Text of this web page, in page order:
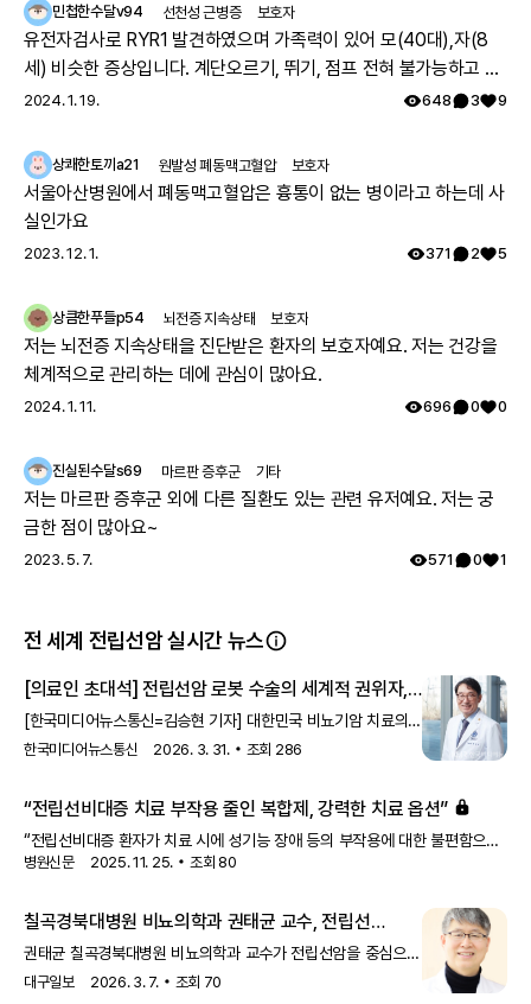
민첩한수달v94 선천성 근병증 보호자
유전자검사로 RYR1 발견하였으며 가족력이 있어 모(40대),자(8
세) 비슷한 증상입니다. 계단오르기, 뛰기, 점프 전혀 불가능하고 전
체적으로 몸의 힘이 부족하지만 위의 불가능한점을 빼고는 힘들지
를 보았으나 그당시에는 아킬레스건이 짧아서 그런거라고 운동 열
심히 하라는 답을 듣고 쭉 지내다가 출산후 첫째아이도 같은 증상으
로 서울대병원 방문하여 근육병의심으로 여러 검사를 하였으나 정
은 케이스가 있나 알아보기로 하고 주기적으로 외래만 다녔습니다.
자 모두 최종진단 받았어요. 이 글 작성후 한달뒤, 오늘 서울대 외래
에 가서 말씀드리니 아니라고, 잘못된 검사결과라고 찾고 있는중이
니 기다려보자고 하십니다 ㅠㅠ
2024. 1. 19. 648 3 9
상쾌한토끼a21 원발성 폐동맥고혈압 보호자
서울아산병원에서 폐동맥고혈압은 흉통이 없는 병이라고 하는데 사
실인가요
2023. 12. 1. 371 2 5
상큼한푸들p54 뇌전증 지속상태 보호자
저는 뇌전증 지속상태을 진단받은 환자의 보호자예요. 저는 건강을
체계적으로 관리하는 데에 관심이 많아요.
2024. 1. 11. 696 0 0
진실된수달s69 마르판 증후군 기타
저는 마르판 증후군 외에 다른 질환도 있는 관련 유저예요. 저는 궁
금한 점이 많아요~
2023. 5. 7. 571 0 1
전 세계 전립선암 실시간 뉴스
[의료인 초대석] 전립선암 로봇 수술의 세계적 권위자,
최영득 교수가 걸어온 ‘숫자와 신뢰’의 45년 외길 -
한국미디어뉴스통신
[한국미디어뉴스통신=김승현 기자] 대한민국 비뇨기암 치료의
역사에서 최영득 교수(연세암병원 비뇨기암센터)라는 이름은
한국미디어뉴스통신 2026. 3. 31. 조회 286
“전립선비대증 치료 부작용 줄인 복합제, 강력한 치료 옵션”
“전립선비대증 환자가 치료 시에 성기능 장애 등의 부작용에 대한 불편함으로
치료제 복용을 중단하는 경우가 많습니다. 하지만 이번에 관련 부작용 걱정을
강력한 새 옵션이 만들어질 것으로 기대됩니다.”김청수 이화의료원
이대비뇨기병원 비뇨의학과 교수(전립선암센터장)는 병원신문과의
인터뷰에서 새롭게 출시되는 동국제약의 전립선비대증 치료제 ‘유레스코정’에
대한 기대감을 드러냈다.동국제약의 ‘유레스코정’은 세계 최초의
병원신문 2025. 11. 25. 조회80
칠곡경북대병원 비뇨의학과 권태균 교수, 전립선
로봇수술 2천례 단일 집도 달성
권태균 칠곡경북대병원 비뇨의학과 교수가 전립선암을 중심으로
로봇수술 2천례를 단일 집도한 기록을 세웠다. 2011년
대구일보 2026. 3. 7. 조회 70